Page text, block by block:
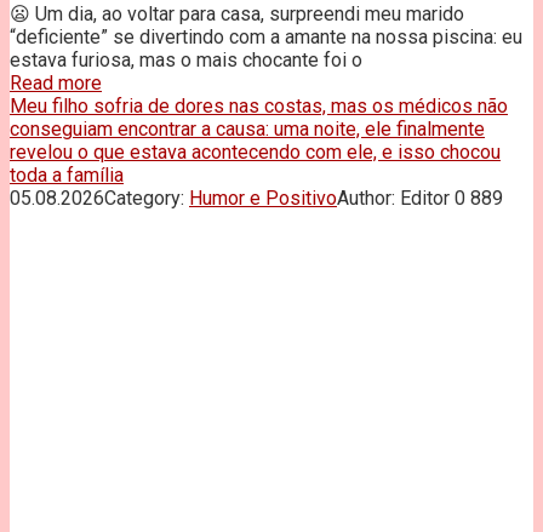
😦 Um dia, ao voltar para casa, surpreendi meu marido
“deficiente” se divertindo com a amante na nossa piscina: eu
estava furiosa, mas o mais chocante foi o
Read more
Meu filho sofria de dores nas costas, mas os médicos não
conseguiam encontrar a causa: uma noite, ele finalmente
revelou o que estava acontecendo com ele, e isso chocou
toda a família
05.08.2026Category: Humor e PositivoAuthor: Editor 0 889